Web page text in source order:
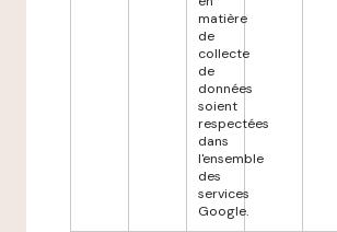
matière
de
collecte
de
données
soient
respectées
dans
l'ensemble
des
services
Google.